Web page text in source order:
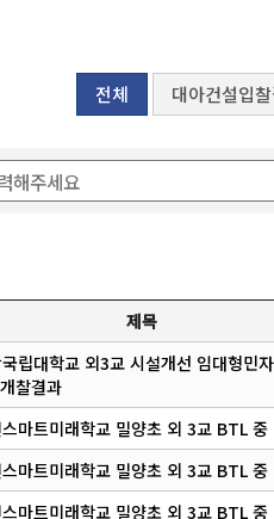
전체 대아건설입
제목
립대학교 외3교 시설개선 임대형민
찰결과
마트미래학교 밀양초 외 3교 BTL
마트미래학교 밀양초 외 3교 BTL
마트미래학교 밀양초 외 3교 BTL